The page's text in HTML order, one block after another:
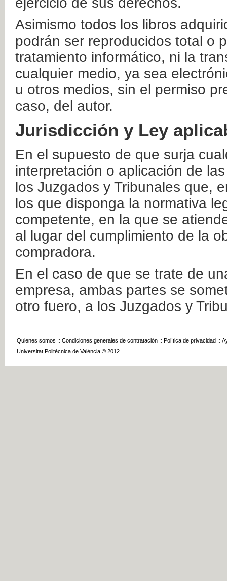
Asimismo todos los libros
podrán ser reproducidos total o
tratamiento informático, ni la
cualquier medio, ya sea
u otros medios, sin el permiso
caso, del autor.
Jurisdicción y Ley
En el supuesto de que surja
interpretación o aplicación de
los Juzgados y Tribunales que,
los que disponga la normativa
competente, en la que se
al lugar del cumplimiento de la
compradora.
En el caso de que se trate de
empresa, ambas partes se
otro fuero, a los Juzgados y
Quienes somos :: Condiciones generales de contratación :: Política de privacidad ::
Universitat Politècnica de València © 2012